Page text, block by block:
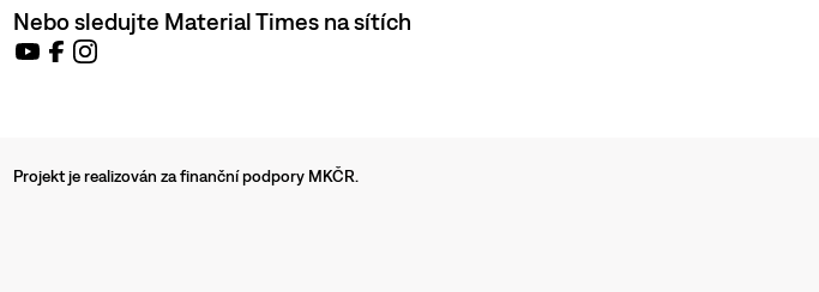
Nebo sledujte Material Times na sítích
Projekt je realizován za finanční podpory MKČR.